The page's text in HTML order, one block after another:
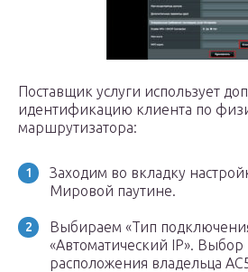
Поставщик услуги использует
идентификацию клиента по
маршрутизатора:
Заходим во вкладку
Мировой паутине.
Выбираем «Тип
«Автоматический IP». Выбор
расположения владельца